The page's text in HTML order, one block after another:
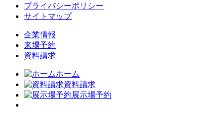
プライバシーポリシー
サイトマップ
企業情報
来場予約
資料請求
ホーム
資料請求
展示場予約